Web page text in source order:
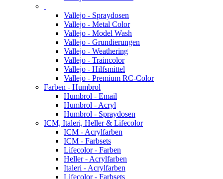
Vallejo - Spraydosen
Vallejo - Metal Color
Vallejo - Model Wash
Vallejo - Grundierungen
Vallejo - Weathering
Vallejo - Traincolor
Vallejo - Hilfsmittel
Vallejo - Premium RC-Color
Farben - Humbrol
Humbrol - Email
Humbrol - Acryl
Humbrol - Spraydosen
ICM, Italeri, Heller & Lifecolor
ICM - Acrylfarben
ICM - Farbsets
Lifecolor - Farben
Heller - Acrylfarben
Italeri - Acrylfarben
Lifecolor - Farbsets